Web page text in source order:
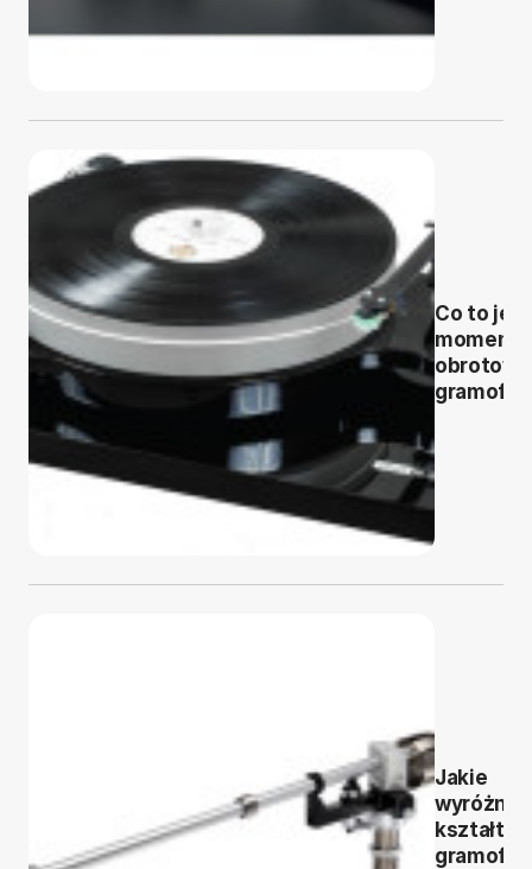
Co to jest
moment
obrotowy
Jakie
kształty